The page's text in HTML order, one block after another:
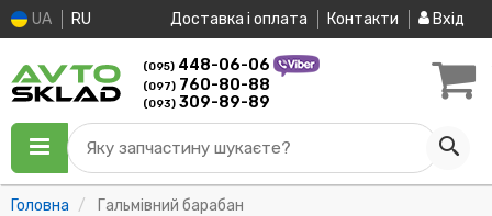
UA RU Доставка і оплата Контакти Вхід
(095) 448-06-06
(097) 760-80-88
(093) 309-89-89
Яку запчастину шукаєте?
Головна Гальмівний барабан